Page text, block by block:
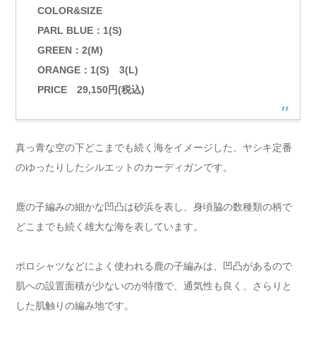
COLOR&SIZE
PARL BLUE：1(S)
GREEN：2(M)
ORANGE：1(S) 3(L)
PRICE 29,150円(税込)
真っ青な空の下どこまでも続く海をイメージした、ヤシキ定番
のゆったりしたシルエットのカーディガンです。
鹿の子編みの細かな凹凸は砂浜を表し、身頃脇の数種類の柄で
どこまでも続く雄大な海を表しています。
ポロシャツなどによく使われる鹿の子編みは、凹凸があるので
肌への設置面積が少ないのが特徴で、通気性も良く、さらりと
した肌触りの編み地です。